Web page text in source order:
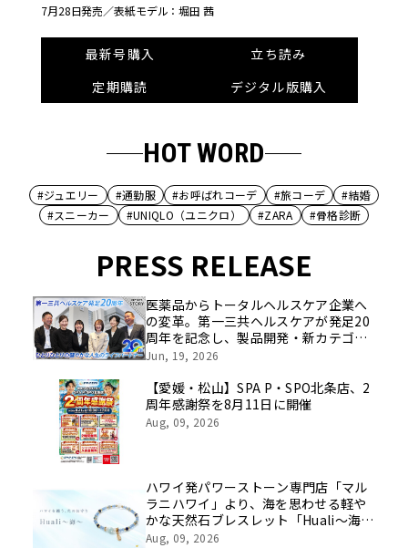
7月28日発売／表紙モデル：堀田 茜
最新号購入
立ち読み
定期購読
デジタル版購入
HOT WORD
#ジュエリー #通勤服 #お呼ばれコーデ #旅コーデ
#結婚
#スニーカー
#UNIQLO（ユニクロ） #ZARA #骨格診断
PRESS RELEASE
医薬品からトータルヘルスケア企業へ
の変革。第一三共ヘルスケアが発足20
周年を記念し、製品開発・新カテゴリ
挑戦の舞台や旧社統合時のエピソード
像を公開！
Jun, 19, 2026
【愛媛・松山】SPA P・SPO北条店、2
周年感謝祭を8月11日に開催
Aug, 09, 2026
ハワイ発パワーストーン専門店「マル
ラニハワイ」より、海を思わせる軽や
かな天然石ブレスレット「Huali～海
～」新登場！表参道店・ルクアイーレ
Aug, 09, 2026